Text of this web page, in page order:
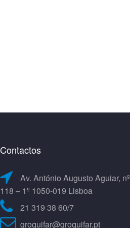
Contactos
Av. António Augusto Aguiar, nº
118 – 1º 1050-019 Lisboa
21 319 38 60/7
groquifar@groquifar.pt